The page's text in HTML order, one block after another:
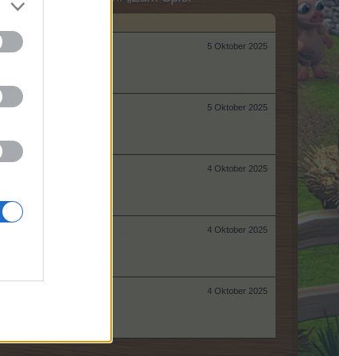
5 Oktober 2025
5 Oktober 2025
4 Oktober 2025
4 Oktober 2025
4 Oktober 2025